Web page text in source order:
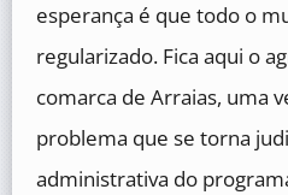
esperança é que todo o
regularizado. Fica aqui o
comarca de Arraias, uma
problema que se torna
administrativa do